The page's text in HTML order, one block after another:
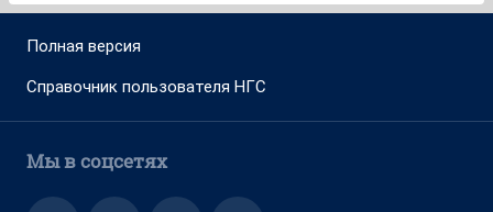
Полная версия
Справочник пользователя НГС
Мы в соцсетях